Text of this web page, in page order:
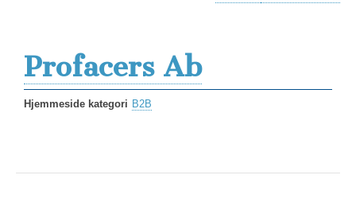
Profacers Ab
Hjemmeside kategori B2B